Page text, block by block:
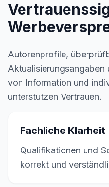
Autorenprofile,
Aktualisierungsangaben
von Information und
unterstützen Vertrauen.
Fachliche Klarheit
Qualifikationen und
korrekt und